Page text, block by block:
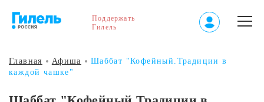
Поддержать
Гилель
Главная Афиша
Шаббат "Кофейный.Традиции в
каждой чашке"